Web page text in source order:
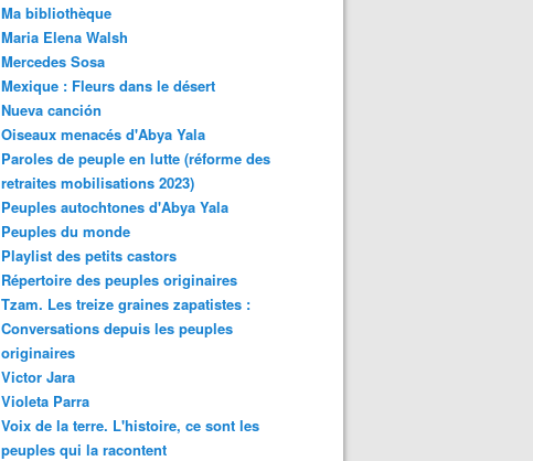
Ma bibliothèque
Maria Elena Walsh
Mercedes Sosa
Mexique : Fleurs dans le désert
Nueva canción
Oiseaux menacés d'Abya Yala
Paroles de peuple en lutte (réforme des
retraites mobilisations 2023)
Peuples autochtones d'Abya Yala
Peuples du monde
Playlist des petits castors
Répertoire des peuples originaires
Tzam. Les treize graines zapatistes :
Conversations depuis les peuples
originaires
Victor Jara
Violeta Parra
Voix de la terre. L'histoire, ce sont les
peuples qui la racontent